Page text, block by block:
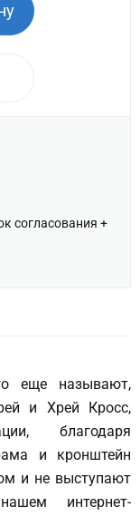
согласования +
еще называют,
и Хрей Кросс,
благодаря
и кронштейн
и не выступают
интернет-